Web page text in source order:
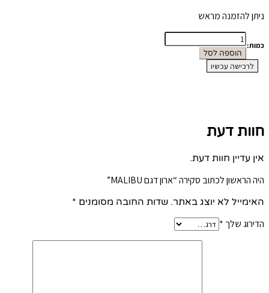
ניתן להזמנה מראש
כמות:
כמות
של
ארון
דגם
הוספה לסל
לרכישה עכשיו
חוות דעת
אין עדיין חוות דעת.
היה הראשון לכתוב סקירה “ארון דגם MALIBU”
האימייל לא יוצג באתר. שדות החובה מסומנים *
הדירוג שלך *